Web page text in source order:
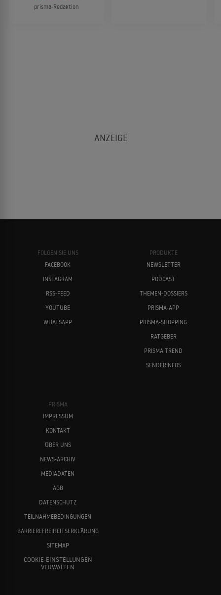
prisma-Redaktion
FOLGEN SIE UNS
FACEBOOK
INSTAGRAM
RSS-FEED
YOUTUBE
WHATSAPP
PRODUKTE
NEWSLETTER
PODCAST
THEMEN-DOSSIERS
PRISMA-APP
PRISMA-SHOPPING
RATGEBER
PRISMA TREND
SENDERINFOS
PRISMA
IMPRESSUM
KONTAKT
ÜBER UNS
NEWS-ARCHIV
MEDIADATEN
AGB
DATENSCHUTZ
TEILNAHMEBEDINGUNGEN
BARRIEREFREIHEITSERKLÄRUNG
SITEMAP
COOKIE-EINSTELLUNGEN
VERWALTEN